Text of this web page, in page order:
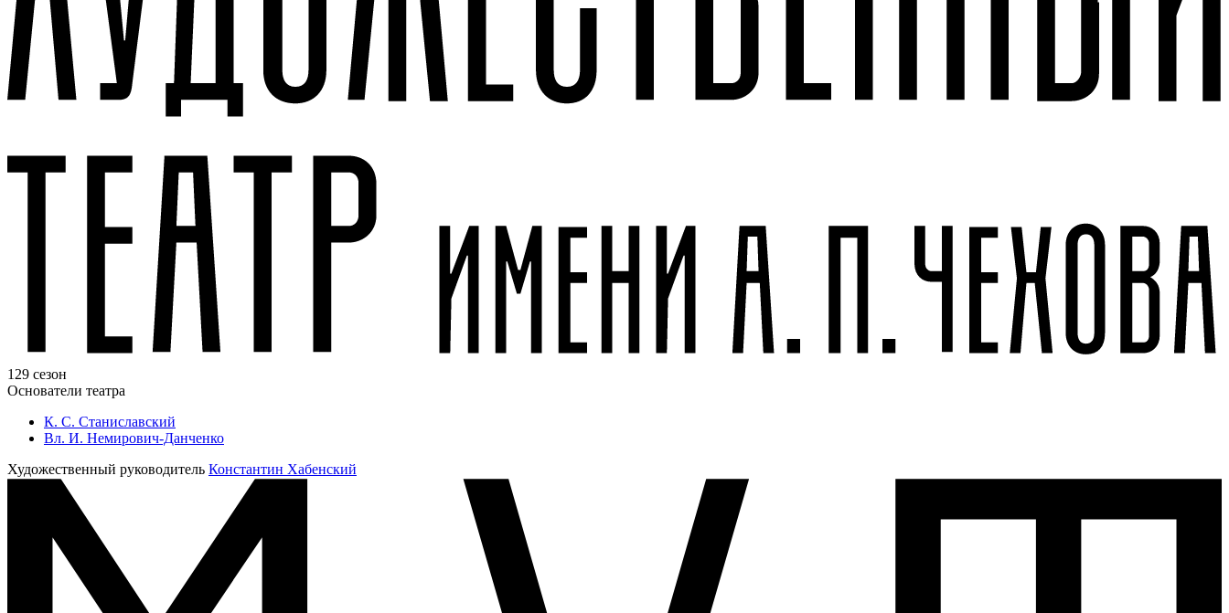
129 сезон
Основатели театра
К. С. Станиславский
Вл. И. Немирович-Данченко
Художественный руководитель Константин Хабенский